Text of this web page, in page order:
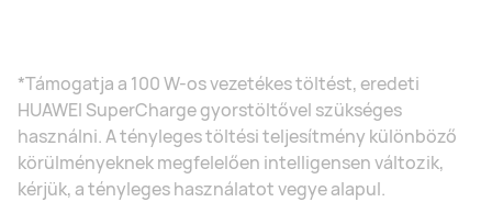
*Támogatja a 100 W-os vezetékes töltést, eredeti
HUAWEI SuperCharge gyorstöltővel szükséges
használni. A tényleges töltési teljesítmény különböző
körülményeknek megfelelően intelligensen változik,
kérjük, a tényleges használatot vegye alapul.